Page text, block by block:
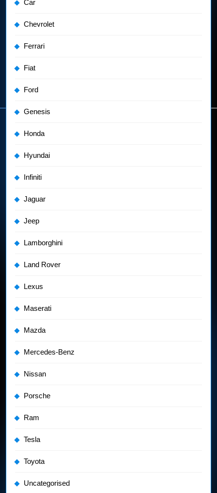
Car
Chevrolet
Ferrari
Fiat
Ford
Genesis
Honda
Hyundai
Infiniti
Jaguar
Jeep
Lamborghini
Land Rover
Lexus
Maserati
Mazda
Mercedes-Benz
Nissan
Porsche
Ram
Tesla
Toyota
Uncategorised